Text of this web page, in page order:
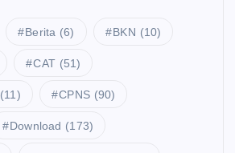
Berita (6) BKN (10)
CAT (51)
(11) CPNS (90)
Download (173)